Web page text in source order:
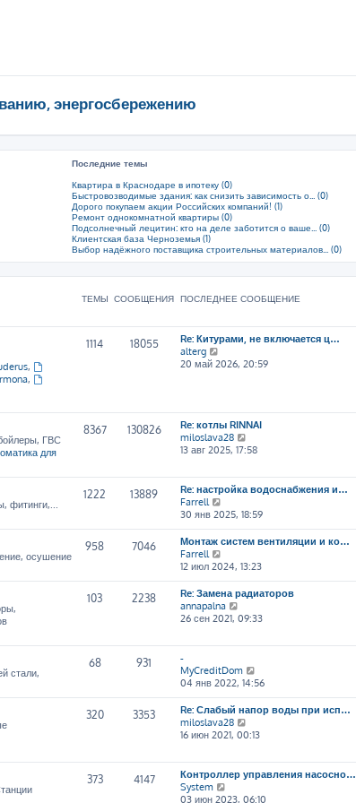
энергосбережению
Последние темы
Квартира в Краснодаре в ипотеку (0)
Быстровозводимые здания: как снизить зависимость о... (0)
Дорого покупаем акции Российских компаний! (1)
Ремонт однокомнатной квартиры (0)
Подсолнечный лецитин: кто на деле заботится о ваше... (0)
Клиентская база Черноземья (1)
Выбор надёжного поставщика строительных материалов... (0)
ТЕМЫ СООБЩЕНИЯ ПОСЛЕДНЕЕ СООБЩЕНИЕ
,
,
1114 18055
Re: Китурами, не включается ц…
alterg
е
т
и
к
п
с
л
е
д
н
е
м
у
о
о
б
и
ю
20 май 2026, 20:59
ГВС
для
8367 130826
Re: котлы RINNAI
miloslava28
е
е
й
и
п
с
д
н
е
у
о
о
б
щ
н
ю
13 авг 2025, 17:58
фитинги,...
1222 13889
Re: настройка водоснабжения и…
Farrell
е
р
е
т
к
п
о
д
н
е
м
у
с
о
б
щ
е
30 янв 2025, 18:59
осушение
958 7046
Монтаж систем вентиляции и ко…
Farrell
е
р
е
й
т
о
с
д
н
е
у
с
о
12 июл 2024, 13:23
103 2238
Re: Замена радиаторов
annapalna
е
е
т
и
п
о
с
н
е
26 сен 2021, 09:33
стали,
68 931
-
MyCreditDom
е
р
е
т
п
о
с
04 янв 2022, 14:56
320 3353
Re: Слабый напор воды при исп…
miloslava28
е
е
й
и
16 июн 2021, 00:13
373 4147
Контроллер управления насосно…
System
е
03 июн 2023, 06:10